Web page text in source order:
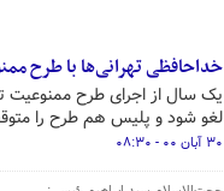
خداحافظی تهرانی‌ها با طرح
یک سال از اجرای طرح ممنوعیت
لغو شود و پلیس هم طرح را
۳۰ آبان ۰۰ - ۰۸:۳۰